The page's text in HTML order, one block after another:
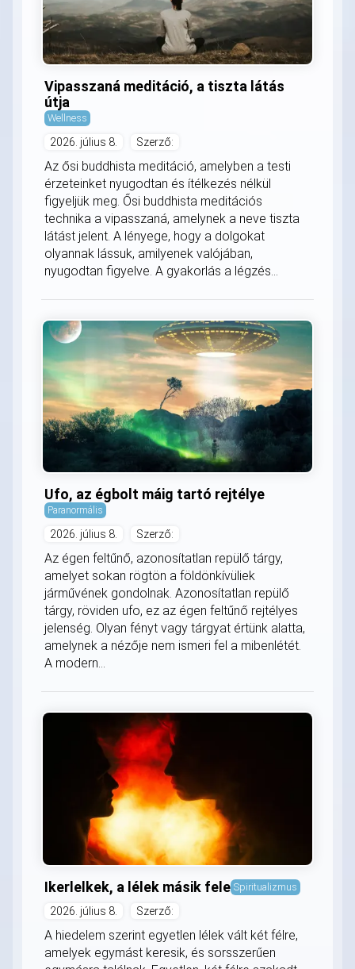
Vipasszaná meditáció, a tiszta látás
útja
Wellness
2026. július 8. Szerző:
Az ősi buddhista meditáció, amelyben a testi
érzeteinket nyugodtan és ítélkezés nélkül
figyeljük meg. Ősi buddhista meditációs
technika a vipasszaná, amelynek a neve tiszta
látást jelent. A lényege, hogy a dolgokat
olyannak lássuk, amilyenek valójában,
nyugodtan figyelve. A gyakorlás a légzés...
Ufo, az égbolt máig tartó rejtélye
Paranormális
2026. július 8. Szerző:
Az égen feltűnő, azonosítatlan repülő tárgy,
amelyet sokan rögtön a földönkívüliek
járművének gondolnak. Azonosítatlan repülő
tárgy, röviden ufo, ez az égen feltűnő rejtélyes
jelenség. Olyan fényt vagy tárgyat értünk alatta,
amelynek a nézője nem ismeri fel a mibenlétét.
A modern...
Ikerlelkek, a lélek másik fele Spiritualizmus
2026. július 8. Szerző:
A hiedelem szerint egyetlen lélek vált két félre,
amelyek egymást keresik, és sorsszerűen